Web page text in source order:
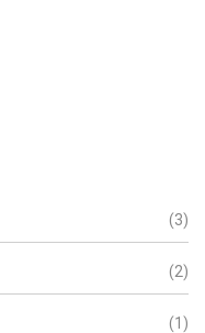
(3)
(2)
(1)